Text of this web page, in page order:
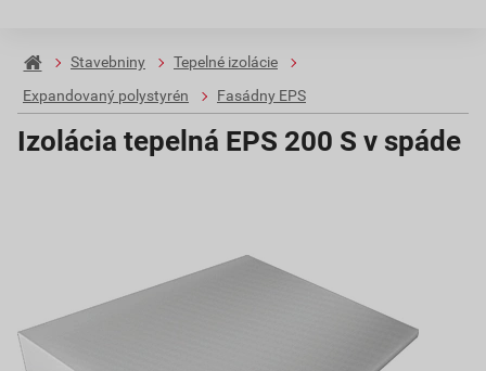
Stavebniny
Tepelné izolácie
Expandovaný polystyrén
Fasádny EPS
Izolácia tepelná EPS 200 S v spáde